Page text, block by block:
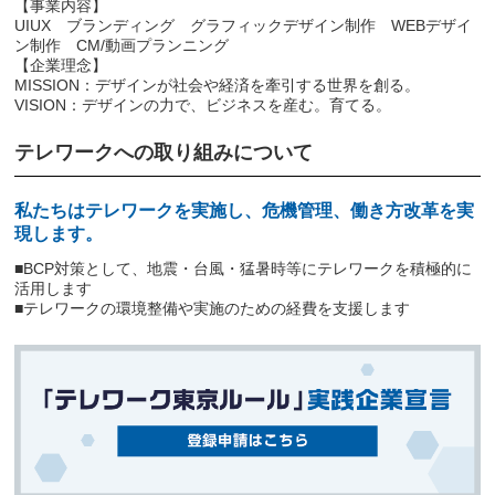
【事業内容】
UIUX ブランディング グラフィックデザイン制作 WEBデザイ
ン制作 CM/動画プランニング
【企業理念】
MISSION：デザインが社会や経済を牽引する世界を創る。
VISION：デザインの力で、ビジネスを産む。育てる。
テレワークへの取り組みについて
私たちはテレワークを実施し、危機管理、働き方改革を実
現します。
■BCP対策として、地震・台風・猛暑時等にテレワークを積極的に
活用します
■テレワークの環境整備や実施のための経費を支援します